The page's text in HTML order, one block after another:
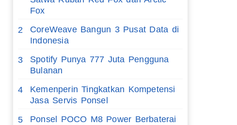
Fox
2
CoreWeave Bangun 3 Pusat Data di
Indonesia
3
Spotify Punya 777 Juta Pengguna
Bulanan
4
Kemenperin Tingkatkan Kompetensi
Jasa Servis Ponsel
5
Ponsel POCO M8 Power Berbaterai